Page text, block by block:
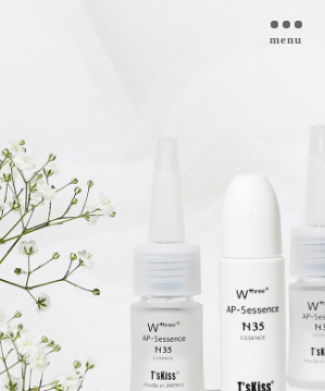
私たちのプラセンタ
開発インタビュー
商品一覧
取扱ご検討サロン様へ
menu